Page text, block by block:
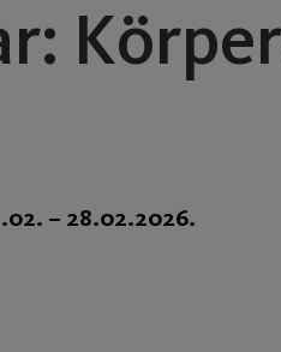
– 28.02.2026.